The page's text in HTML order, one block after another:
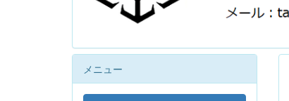
メニュー